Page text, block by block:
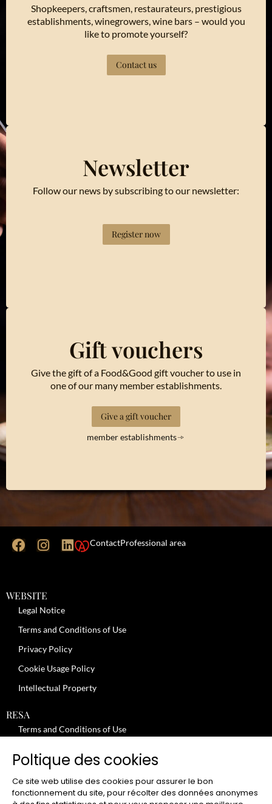
Shopkeepers, craftsmen, restaurateurs, prestigious
establishments, winegrowers, wine bars – would you
like to promote yourself?
Contact us
Newsletter
Follow our news by subscribing to our newsletter:
Register now
Gift vouchers
Give the gift of a Food&Good gift voucher to use in
one of our many member establishments.
Give a gift voucher
member establishments
ContactProfessional area
WEBSITE
Legal Notice
Terms and Conditions of Use
Privacy Policy
Cookie Usage Policy
Intellectual Property
RESA
Terms and Conditions of Use
Review moderation policy
General Terms and Conditions for the Provision of Services
Poltique des cookies
Ce site web utilise des cookies pour assurer le bon
fonctionnement du site, pour récolter des données anonymes